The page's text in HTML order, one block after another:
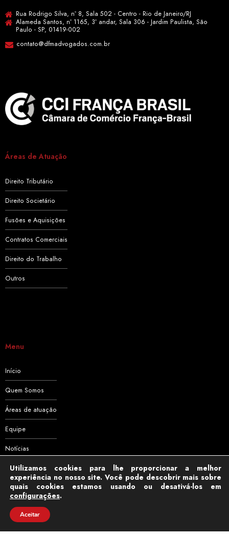
Rua Rodrigo Silva, nº 8, Sala 502 - Centro - Rio de Janeiro/RJ
Alameda Santos, nº 1165, 3º andar, Sala 306 - Jardim Paulista, São
Paulo - SP, 01419-002
contato@dfmadvogados.com.br
Áreas de Atuação
Direito Tributário
Direito Societário
Fusões e Aquisições
Contratos Comerciais
Direito do Trabalho
Outros
Menu
Início
Quem Somos
Áreas de atuação
Equipe
Notícias
Contato
Utilizamos cookies para lhe proporcionar a melhor
experiência no nosso site. Você pode descobrir mais sobre
quais cookies estamos usando ou desativá-los em
configurações.
Aceitar